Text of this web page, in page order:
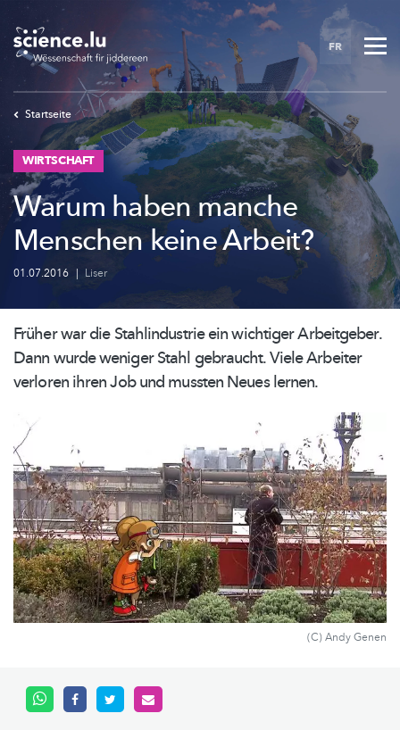
to
main
content
FR
Startseite
WIRTSCHAFT
Warum haben manche
Menschen keine Arbeit?
01.07.2016 | Liser
Früher war die Stahlindustrieein wichtiger Arbeitgeber.
Dann wurde weniger Stahl gebraucht. Viele Arbeiter
verloren ihren Job und mussten Neues lernen.
(C) Andy Genen